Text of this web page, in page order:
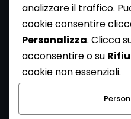
Newsletter
Se vuoi ricevere la Rivista
dalla Redazione di
Newsletter [Clicca Qui]
Con l'invio del messaggio
l’informativa sulla privacy e
dei propri dati personali.
analizzare il traffico.
cookie consentire
Personalizza. Clicca
acconsentire o su
cookie non essenziali.